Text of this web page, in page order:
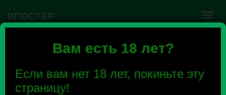
Вам есть 18 лет?
Если вам нет 18 лет, покиньте эту
страницу!
ВПОСТЕР
Ошибка VK API #5
сообщества нужно авторизоваться на сервисе
повторно.